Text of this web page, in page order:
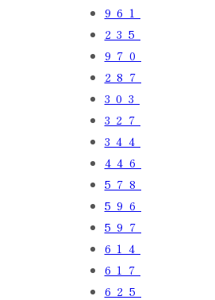
961
235
970
287
303
327
344
446
578
596
597
614
617
625